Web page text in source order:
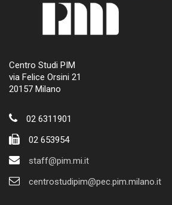
Centro Studi PIM
via Felice Orsini 21
20157 Milano
02 6311901
02 653954
staff@pim.mi.it
centrostudipim@pec.pim.milano.it